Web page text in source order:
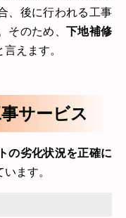
、後に行われる工事
そのため、 下地補修
言えます。
サービス
の劣化状況を正確に
います。